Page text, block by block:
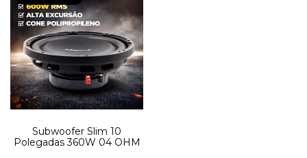
Subwoofer Slim 10
Polegadas 360W 04 OHM